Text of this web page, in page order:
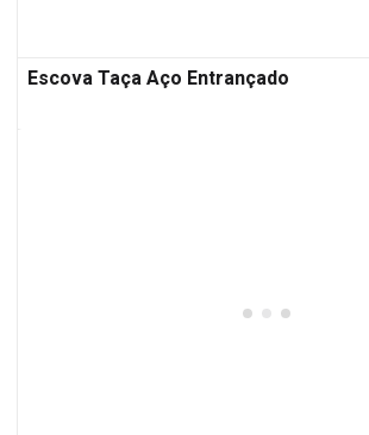
Escova Taça Aço Entrançado